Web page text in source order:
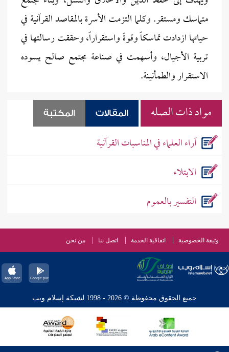
متماسك ومستقر. وكلما التزمت الأسرة بالمقاصد القرآنية في
حياتها ازدادت تماسكاً وقوةً واستقراراً، وحققت رسالتها في
تربية الأجيال، وأسهمت في صناعة مجتمع صالح يسوده
الاستقرار والطمأنينة.
مواد ذات الصله المقالات المكتبة
آراء العلماء في المناسبات القرآنية
الابتلاء
التفسير بالعموم
وثيقة الخصوصية اتفاقية الخدمة اتصل بنا من نحن
جميع الحقوق محفوظة © 2026 - 1998 لشبكة إسلام ويب